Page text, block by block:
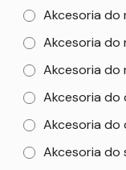
Akcesoria do
Akcesoria do
Akcesoria do
Akcesoria do
Akcesoria do
Akcesoria do